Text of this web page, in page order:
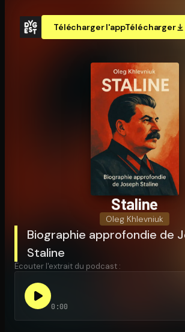
Télécharger l'appTélécharger
Ouvre l'app Appareil photo, pointe
Staline
Oleg Khlevniuk
Biographie approfondie de
Staline
Écouter l'extrait du podcast :
0:00